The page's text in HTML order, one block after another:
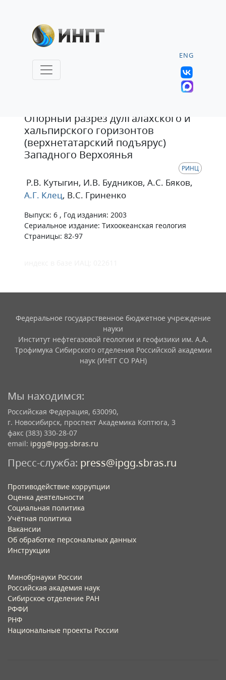
ENG
Опорный разрез дулгалахского и
хальпирского горизонтов
(верхнетатарский подъярус)
Западного Верхоянья
РИНЦ
Р.В. Кутыгин, И.В. Будников, А.С. Бяков,
А.Г. Клец, В.С. Гриненко
Выпуск: 6 , Год издания: 2003
Сериальное издание: Тихоокеанская геология
Страницы: 82-97
Федеральное государственное бюджетное учреждение
науки
Институт нефтегазовой геологии и геофизики им. А.А.
Трофимука Сибирского отделения Российской академии
наук (ИНГГ СО РАН)
Мы находимся:
Российская Федерация, 630090,
г. Новосибирск, проспект Академика Коптюга, 3
факс (383) 330-28-07
email: ipgg@ipgg.sbras.ru
Пресс-служба: press@ipgg.sbras.ru
Противодействие коррупции
Оценка деятельности
Социальная политика
Учётная политика​
Вакансии​
Об обработке персональных данных​
Инструкции​
Минобрнауки России
Российская академия наук
Сибирское отделение РАН
РФФИ
РНФ
Национальные проекты России